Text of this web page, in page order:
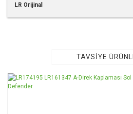
LR Orijinal
Görüş ve önerileriniz için teşekkür
Ürün resmi kalitesiz, bozuk veya
TAVSİYE